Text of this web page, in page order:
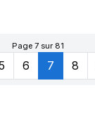
Page 7 sur 81
6 7 8